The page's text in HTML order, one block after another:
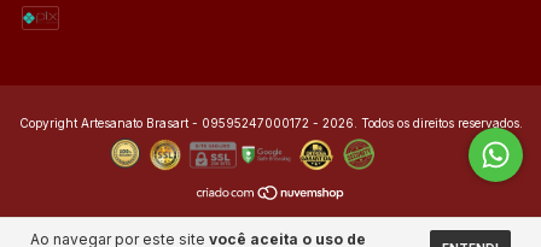
Ao navegar por este site você aceita o uso de
Copyright Artesanato Brasart - 09595247000172 - 2026. Todos os direitos reservados.